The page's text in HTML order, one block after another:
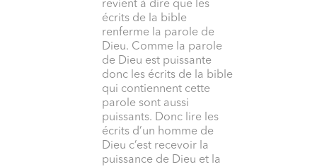
revient à dire que les
écrits de la bible
renferme la parole de
Dieu. Comme la parole
de Dieu est puissante
donc les écrits de la bible
qui contiennent cette
parole sont aussi
puissants. Donc lire les
écrits d’un homme de
Dieu c’est recevoir la
puissance de Dieu et la